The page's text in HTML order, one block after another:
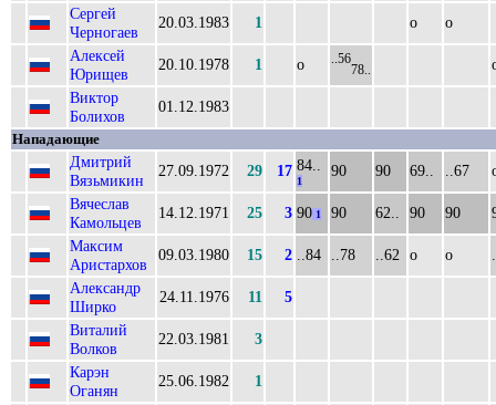
Сергей
Черногаев
20.03.1983 1 о
о
Алексей
Юрищев
20.10.1978 1 о ..56
78..
Виктор
Болихов
01.12.1983
Нападающие
Дмитрий
Вязьмикин
27.09.1972 29 17 84..
1
90 90 69.. ..67
Вячеслав
Камольцев
14.12.1971 25 3 90 1 90 62.. 90 90
Максим
Аристархов
09.03.1980 15 2 ..84 ..78 ..62 о о
Александр
Ширко
24.11.1976 11
5
Виталий
Волков
22.03.1981
3
Карэн
Оганян
25.06.1982
1